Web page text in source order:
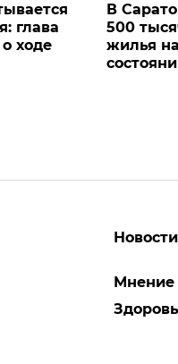
глава
ходе
В
500
жилья
Новости
Мнение